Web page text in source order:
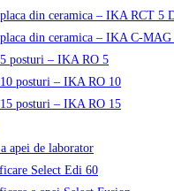
din ceramica – IKA RCT 5
din ceramica – IKA C-MAG
posturi – IKA RO 5
posturi – IKA RO 10
posturi – IKA RO 15
apei de laborator
Select Edi 60